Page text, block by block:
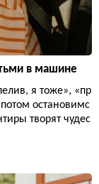
в машине
я тоже», «пр
остановимс
творят чудес